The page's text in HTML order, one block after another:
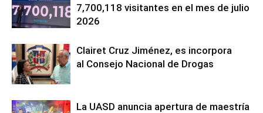
7,700,118 visitantes en el mes de julio
2026
Clairet Cruz Jiménez, es incorpora
al Consejo Nacional de Drogas
La UASD anuncia apertura de maestría